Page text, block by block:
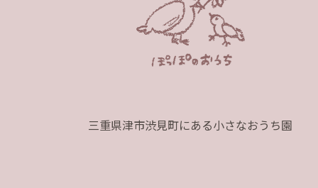
三重県津市渋見町にある小さなおうち園